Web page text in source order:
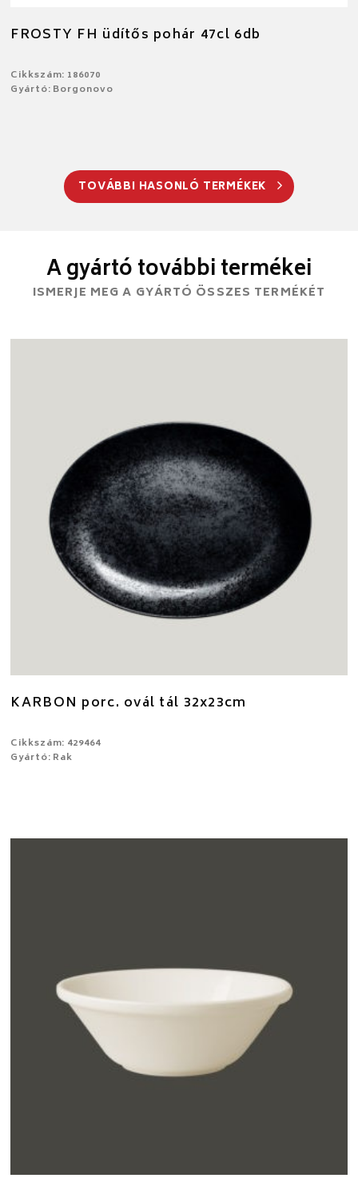
FROSTY FH üdítős pohár 47cl 6db
Cikkszám: 186070
Gyártó: Borgonovo
TOVÁBBI HASONLÓ TERMÉKEK
A gyártó további termékei
ISMERJE MEG A GYÁRTÓ ÖSSZES TERMÉKÉT
KARBON porc. ovál tál 32x23cm
Cikkszám: 429464
Gyártó: Rak